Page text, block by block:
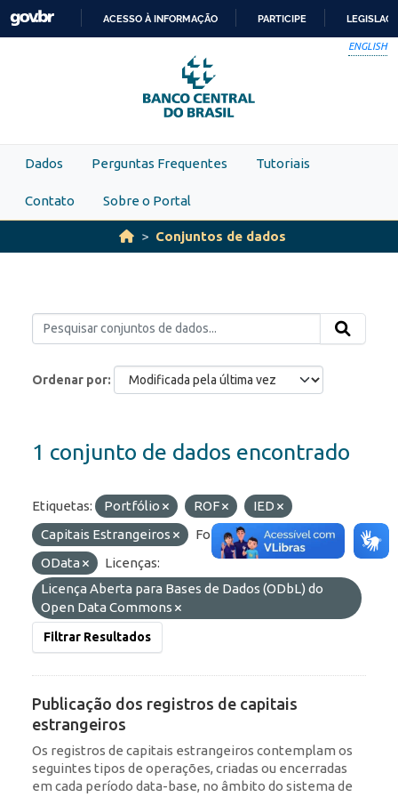
Skip to main content
PARA
O
CONTEÚDO
ACESSO À INFORMAÇÃO PARTICIPE
ENGLISH
Dados Perguntas Frequentes Tutoriais
Contato Sobre o Portal
Conjuntos de dados
Ordenar por
1 conjunto de dados encontrado
Etiquetas: Portfólio ROF
IED
Capitais Estrangeiros
Formatos:
HTML
OData
Licenças:
Licença Aberta para Bases de Dados (ODbL) do
Open Data Commons
Filtrar Resultados
Publicação dos registros de capitais
estrangeiros
Os registros de capitais estrangeiros contemplam os
seguintes tipos de operações, criadas ou encerradas
em cada período data-base, no âmbito do sistema de